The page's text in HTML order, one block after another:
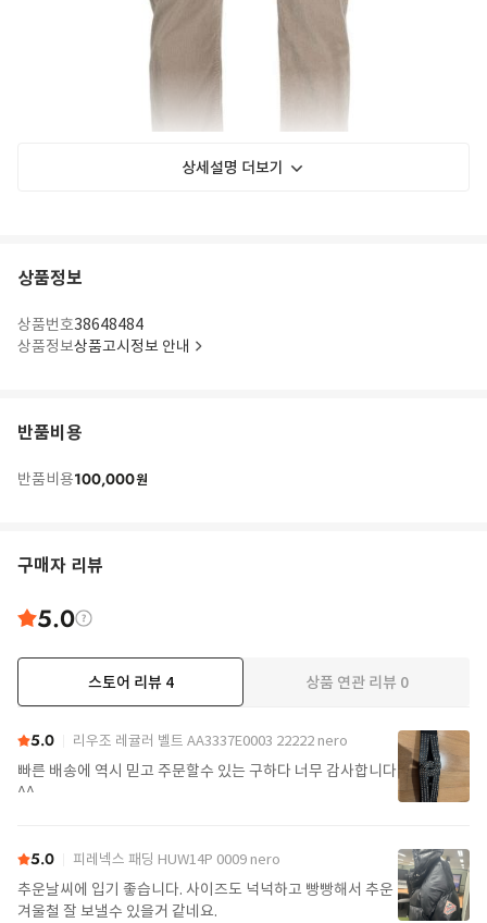
상세설명 더보기
상품정보
상품번호38648484
상품정보상품고시정보 안내
반품비용
반품비용100,000원
구매자 리뷰
5.0
스토어 리뷰 4 상품 연관 리뷰 0
5.0 리우조 레귤러 벨트 AA3337E0003 22222 nero
빠른 배송에 역시 믿고 주문할수 있는 구하다 너무 감사합니다
^^
5.0 피레넥스 패딩 HUW14P 0009 nero
추운날씨에 입기 좋습니다. 사이즈도 넉넉하고 빵빵해서 추운
겨울철 잘 보낼수 있을거 같네요.